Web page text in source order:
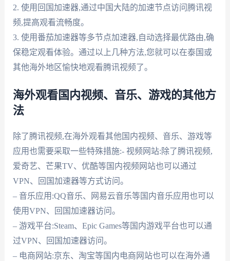
2. 使用回国加速器,通过中国大陆的加速节点访问腾讯视
频,提高观看流畅度。
3. 使用番茄加速器等多节点加速器,自动选择最优路由,确
保稳定观看体验。通过以上几种方法,您就可以在泰国或
其他海外地区愉快地观看腾讯视频了。
海外观看国内视频、音乐、游戏的其他方
法
除了腾讯视频,在海外观看其他国内视频、音乐、游戏等
应用也需要采取一些特殊措施:- 视频网站:除了腾讯视频,
爱奇艺、芒果TV、优酷等国内视频网站也可以通过
VPN、回国加速器等方式访问。
– 音乐应用:QQ音乐、网易云音乐等国内音乐应用也可以
使用VPN、回国加速器访问。
– 游戏平台:Steam、Epic Games等国内游戏平台也可以通
过VPN、回国加速器访问。
– 电商网站:京东、淘宝等国内电商网站也可以在海外通